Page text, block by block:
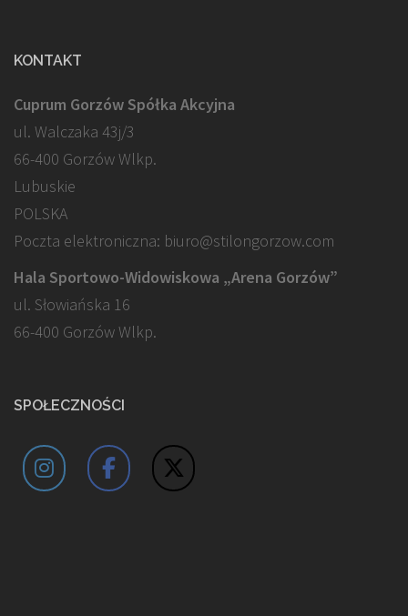
KONTAKT
Cuprum Gorzów Spółka Akcyjna
ul. Walczaka 43j/3
66-400 Gorzów Wlkp.
Lubuskie
POLSKA
Poczta elektroniczna: biuro@stilongorzow.com
Hala Sportowo-Widowiskowa „Arena Gorzów”
ul. Słowiańska 16
66-400 Gorzów Wlkp.
SPOŁECZNOŚCI